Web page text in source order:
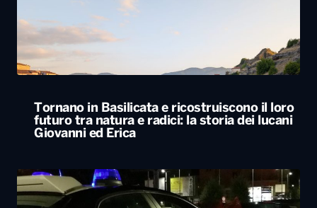
Tornano in Basilicata e ricostruiscono il loro
futuro tra natura e radici: la storia dei lucani
Giovanni ed Erica